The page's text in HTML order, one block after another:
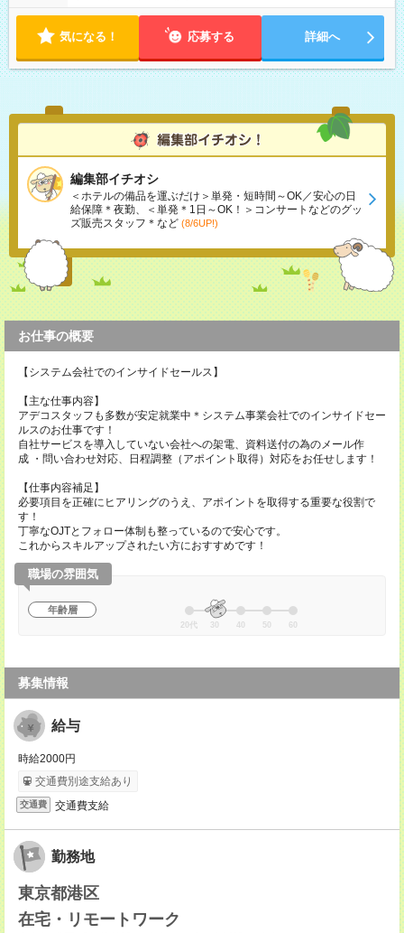
気になる！ 応募する 詳細へ
編集部イチオシ
＜ホテルの備品を運ぶだけ＞単発・短時間～OK／安心の日
給保障＊夜勤、＜単発＊1日～OK！＞コンサートなどのグッ
ズ販売スタッフ＊など (8/6UP!)
お仕事の概要
【システム会社でのインサイドセールス】
【主な仕事内容】
アデコスタッフも多数が安定就業中＊システム事業会社でのインサイドセー
ルスのお仕事です！
自社サービスを導入していない会社への架電、資料送付の為のメール作
成 ・問い合わせ対応、日程調整（アポイント取得）対応をお任せします！
【仕事内容補足】
必要項目を正確にヒアリングのうえ、アポイントを取得する重要な役割で
す！
丁寧なOJTとフォロー体制も整っているので安心です。
これからスキルアップされたい方におすすめです！
職場の雰囲気
年齢層
20代 30 40 50 60
募集情報
給与
時給2000円
交通費別途支給あり
交通費 交通費支給
勤務地
東京都港区
在宅・リモートワーク